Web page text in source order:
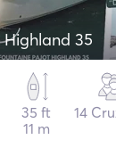
35
35 ft
11 m
14